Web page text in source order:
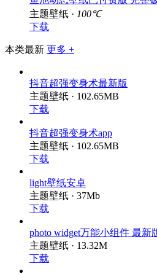
主题壁纸 ·100℃
下载
本类最新
抖音超强变身术最新版
主题壁纸 · 102.65MB
下载
抖音超强变身术app
主题壁纸 · 102.65MB
下载
light壁纸安卓
主题壁纸 · 37Mb
下载
photo widget万能小组件 最新版
主题壁纸 · 13.32M
下载